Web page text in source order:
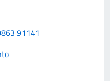
91141